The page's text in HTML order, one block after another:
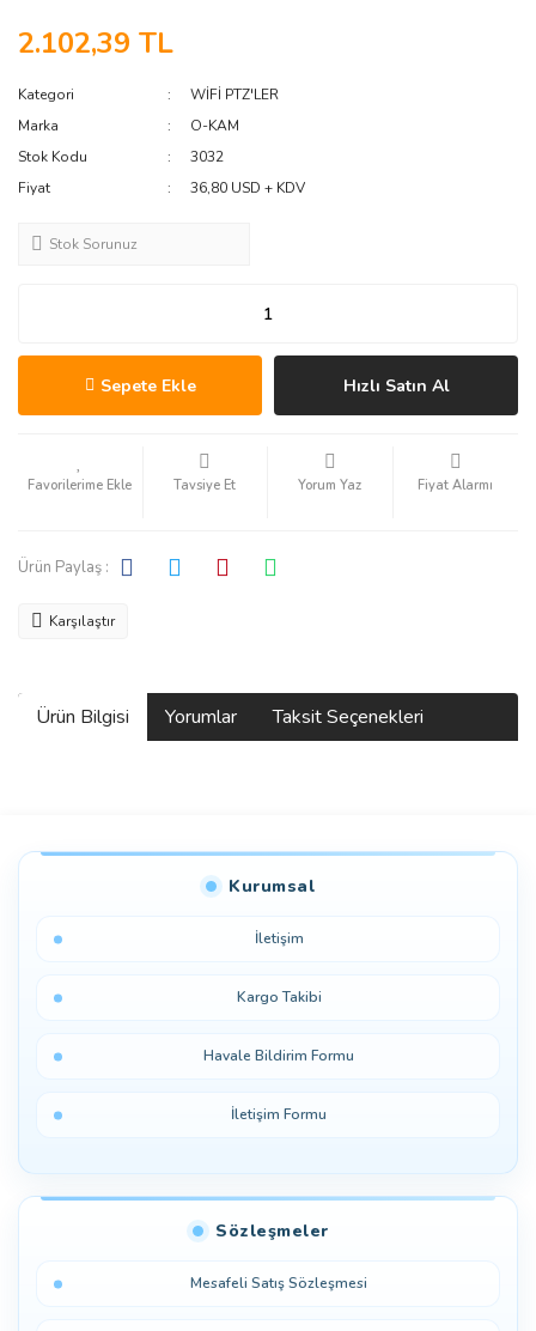
2.102,39 TL
Kategori
WİFİ PTZ'LER
Marka
O-KAM
Stok Kodu
3032
Fiyat
36,80 USD + KDV
Stok Sorunuz
Sepete Ekle Hızlı Satın Al
Tavsiye Et Yorum Yaz Fiyat Alarmı
Ürün Paylaş :
Karşılaştır
Ürün Bilgisi Yorumlar Taksit Seçenekleri
Kurumsal
İletişim
Kargo Takibi
Havale Bildirim Formu
İletişim Formu
Sözleşmeler
Mesafeli Satış Sözleşmesi